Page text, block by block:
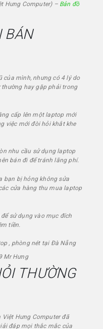
Hưng Computer) – Bản đồ
BÁN
của mình, nhưng có 4 lý do
thường hay gặp phải trong
cấp lên một laptop mới
việc mới đòi hỏi khắt khe
nhu cầu sử dụng laptop
bán đi để tránh lãng phí.
bạn bị hỏng không sửa
cửa hàng thu mua laptop
sử dụng vào mục đích
tiền.
Mr Hưng
THƯỜNG
Việt Hưng Computerđã
đáp mọi thắc mắc của